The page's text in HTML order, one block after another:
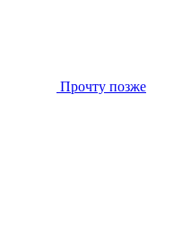
Прочту позже